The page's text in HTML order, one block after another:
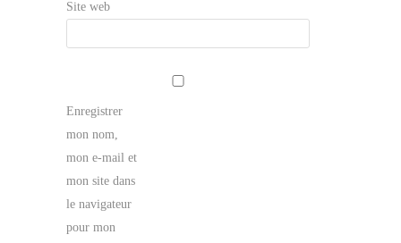
Site web
Enregistrer
mon nom,
mon e-mail et
mon site dans
le navigateur
pour mon